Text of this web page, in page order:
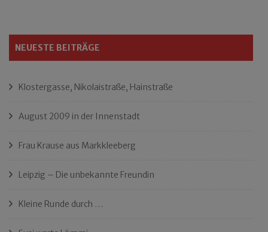
NEUESTE BEITRÄGE
Klostergasse, Nikolaistraße, Hainstraße
August 2009 in der Innenstadt
Frau Krause aus Markkleeberg
Leipzig – Die unbekannte Freundin
Kleine Runde durch …